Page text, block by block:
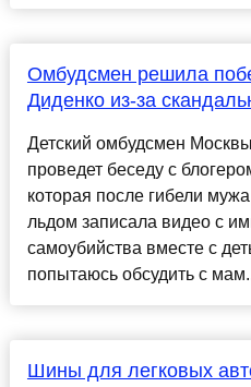
Омбудсмен решила
Диденко из-за
Детский омбудсмен
проведет беседу с
которая после гибели
льдом записала видео с
самоубийства вместе с
попытаюсь обсудить с
Шины для легковых